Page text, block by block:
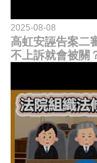
2025-08-08
高虹安誣告案二
不上訴就會被關